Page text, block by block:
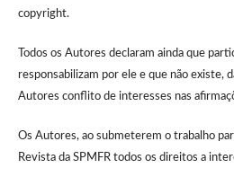
copyright.
Todos os Autores declaram ainda que
responsabilizam por ele e que não existe,
Autores conflito de interesses nas
Os Autores, ao submeterem o trabalho
Revista da SPMFR todos os direitos a